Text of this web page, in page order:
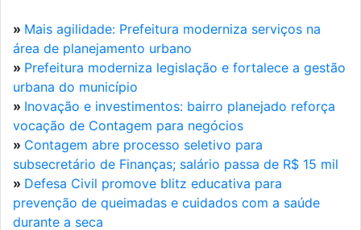
» Mais agilidade: Prefeitura moderniza serviços na
área de planejamento urbano
» Prefeitura moderniza legislação e fortalece a gestão
urbana do município
» Inovação e investimentos: bairro planejado reforça
vocação de Contagem para negócios
» Contagem abre processo seletivo para
subsecretário de Finanças; salário passa de R$ 15 mil
» Defesa Civil promove blitz educativa para
prevenção de queimadas e cuidados com a saúde
durante a seca